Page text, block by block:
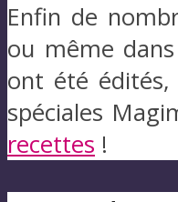
Enfin de
ou même
ont été édités,
spéciales
recettes !